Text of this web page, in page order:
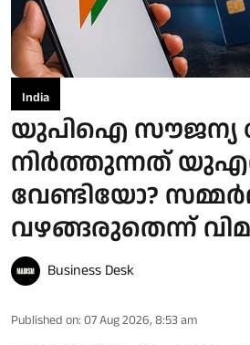
India
യുപിഐ സൗജന്യ
നിർത്തുന്നത്
വേണ്ടിയോ?
വഴങ്ങരുതെന്ന്
Business Desk
Published on: 07 Aug 2026, 8:53 am